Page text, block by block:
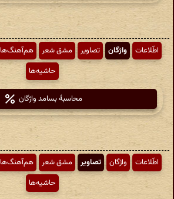
اطّلاعات واژگان تصاویر مشق شعر هم‌آهنگ‌ها
حاشیه‌ها
محاسبهٔ بسامد واژگان
اطّلاعات واژگان تصاویر مشق شعر هم‌آهنگ‌ها
حاشیه‌ها